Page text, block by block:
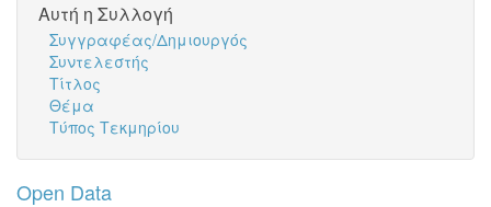
Αυτή η Συλλογή
Συγγραφέας/Δημιουργός
Συντελεστής
Τίτλος
Θέμα
Τύπος Τεκμηρίου
Open Data